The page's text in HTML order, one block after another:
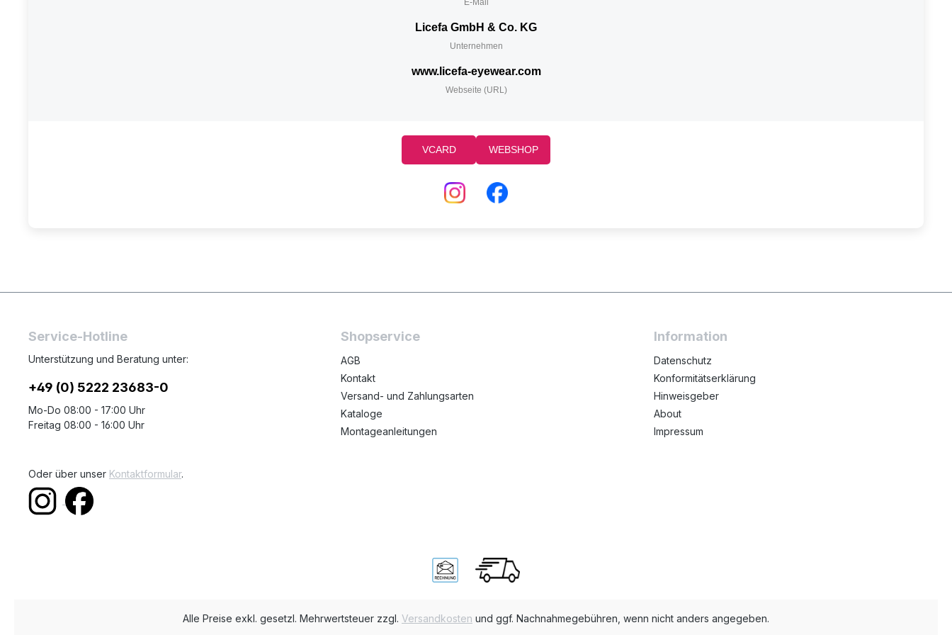
E-Mail
Licefa GmbH & Co. KG
Unternehmen
www.licefa-eyewear.com
Webseite (URL)
VCARD WEBSHOP
Service-Hotline
Unterstützung und Beratung unter:
+49 (0) 5222 23683-0
Mo-Do 08:00 - 17:00 Uhr
Freitag 08:00 - 16:00 Uhr
Oder über unser Kontaktformular.
Shopservice
AGB
Kontakt
Versand- und Zahlungsarten
Kataloge
Montageanleitungen
Information
Datenschutz
Konformitätserklärung
Hinweisgeber
About
Impressum
Alle Preise exkl. gesetzl. Mehrwertsteuer zzgl. Versandkosten und ggf. Nachnahmegebühren, wenn nicht anders angegeben.